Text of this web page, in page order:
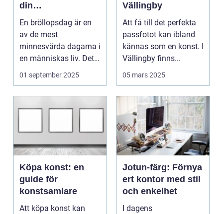
din
bröllopsberättelse
En bröllopsdag är en
av de mest
minnesvärda dagarna i
en människas liv. Det
&aum...
01 september 2025
Vällingby
Att få till det perfekta
passfotot kan ibland
kännas som en konst. I
Vällingby finns...
05 mars 2025
Köpa konst: en
guide för
konstsamlare
Att köpa konst kan
Jotun-färg: Förnya
ert kontor med stil
och enkelhet
I dagens